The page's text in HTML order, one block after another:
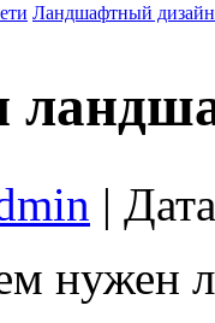
Ландшафтный дизайн
|
нужен